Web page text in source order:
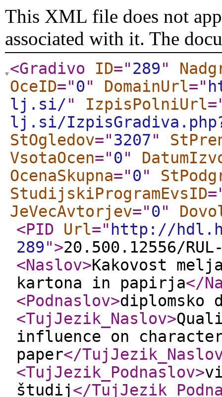
This XML file does not
associated with it. The
<Gradivo ID="289"
OceID="0" DomainUrl="
lj.si/" IzpisPolniUrl
lj.si/
StOgledov="3207"
VsotaOcen="0"
OcenaSkupna="0"
StudijskiProgramEvsID
JeVecAvtorjev="0"
<PID
Url=" http://
289">20.500.12556/
<Naslov>Kakovost
kartona in papirja</
<Podnaslov>diplomsko
<TujJezik_Naslov>
influence on
paper</
<TujJezik_Podnaslov>
študij</